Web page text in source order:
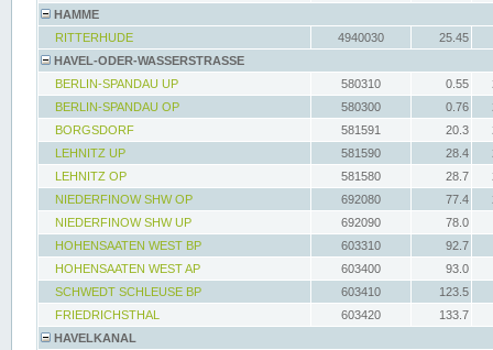
HAMME
RITTERHUDE
4940030
25.45
HAVEL-ODER-WASSERSTRASSE
BERLIN-SPANDAU UP
580310 0.55
BERLIN-SPANDAU OP
580300 0.76
BORGSDORF
581591 20.3
LEHNITZ UP
581590 28.4
LEHNITZ OP
581580 28.7
NIEDERFINOW SHW OP
692080 77.4
NIEDERFINOW SHW UP
692090
78.0
HOHENSAATEN WEST BP
603310
92.7
HOHENSAATEN WEST AP
603400
93.0
SCHWEDT SCHLEUSE BP
603410
123.5
FRIEDRICHSTHAL
603420
133.7
HAVELKANAL